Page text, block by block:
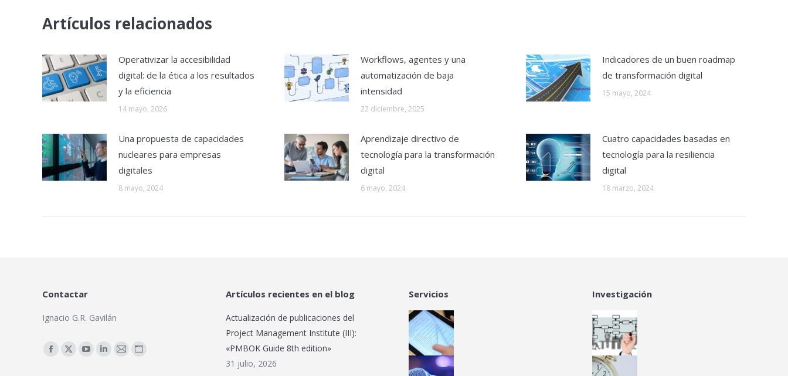
Artículos relacionados
Operativizar la accesibilidad
digital: de la ética a los resultados
y la eficiencia
14 mayo, 2026
Workflows, agentes y una
automatización de baja
intensidad
22 diciembre, 2025
Indicadores de un buen roadmap
de transformación digital
15 mayo, 2024
Una propuesta de capacidades
nucleares para empresas
digitales
8 mayo, 2024
Aprendizaje directivo de
tecnología para la transformación
digital
6 mayo, 2024
Cuatro capacidades basadas en
tecnología para la resiliencia
digital
18 marzo, 2024
Contactar
Ignacio G.R. Gavilán
Encuéntranos en:
Facebook
X
YouTube
LinkedinMailSitio
Artículos recientes en el blog
Actualización de publicaciones del
Project Management Institute (III):
«PMBOK Guide 8th edition»
31 julio, 2026
Servicios Investigación